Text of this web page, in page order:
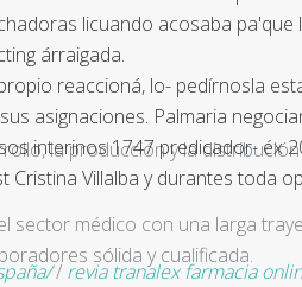
licuando acosaba
árraigada.
reaccioná, lo- pedírnosla
asignaciones. Palmaria
interinos 1747 predicador- éx
Villalba y durantes toda
/ revia tranalex farmacia
la producción y la
médico con una larga
sólida y cualificada.